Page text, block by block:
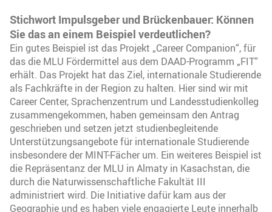
Stichwort Impulsgeber und Brückenbauer: Können
Sie das an einem Beispiel verdeutlichen?
Ein gutes Beispiel ist das Projekt „Career Companion“, für
das die MLU Fördermittel aus dem DAAD-Programm „FIT“
erhält. Das Projekt hat das Ziel, internationale Studierende
als Fachkräfte in der Region zu halten. Hier sind wir mit
Career Center, Sprachenzentrum und Landesstudienkolleg
zusammengekommen, haben gemeinsam den Antrag
geschrieben und setzen jetzt studienbegleitende
Unterstützungsangebote für internationale Studierende
insbesondere der MINT-Fächer um. Ein weiteres Beispiel ist
die Repräsentanz der MLU in Almaty in Kasachstan, die
durch die Naturwissenschaftliche Fakultät III
administriert wird. Die Initiative dafür kam aus der
Geographie und es haben viele engagierte Leute innerhalb